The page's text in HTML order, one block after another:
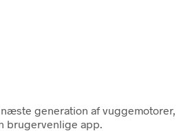
generation af vuggemotorer,
brugervenlige app.